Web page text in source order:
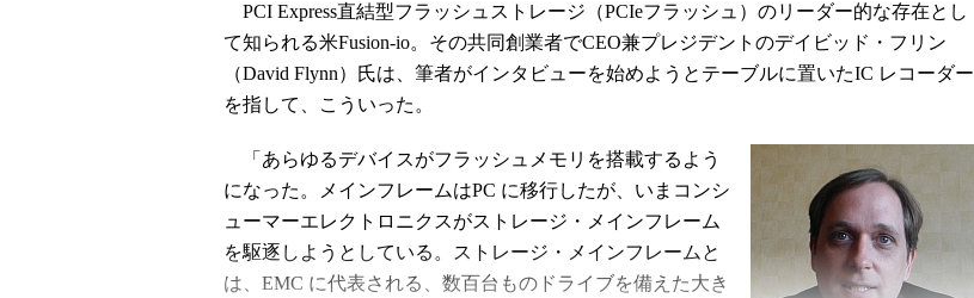
ブログ
PCI Express直結型フラッシュストレージ（PCIeフラッシュ）のリーダー的な存在とし
て知られる米Fusion-io。その共同創業者でCEO兼プレジデントのデイビッド・フリン
（David Flynn）氏は、筆者がインタビューを始めようとテーブルに置いたIC レコーダー
を指して、こういった。
「あらゆるデバイスがフラッシュメモリを搭載するよう
になった。メインフレームはPC に移行したが、いまコンシ
ューマーエレクトロニクスがストレージ・メインフレーム
を駆逐しようとしている。ストレージ・メインフレームと
は、EMC に代表される、数百台ものドライブを備えた大き